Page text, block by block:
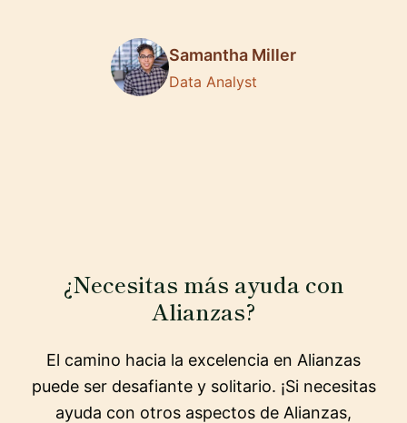
Samantha Miller
Data Analyst
¿Necesitas más ayuda con
Alianzas?
El camino hacia la excelencia en Alianzas
puede ser desafiante y solitario. ¡Si necesitas
ayuda con otros aspectos de Alianzas,